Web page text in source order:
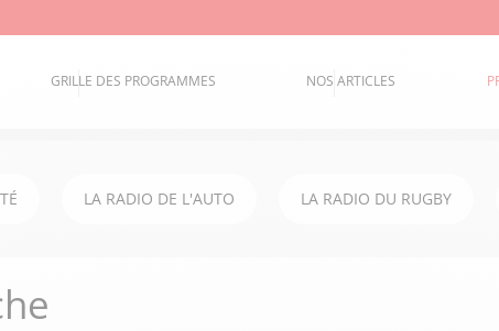
GRILLE DES PROGRAMMES NOS ARTICLES
LA RADIO DE L'AUTO LA RADIO DU RUGBY